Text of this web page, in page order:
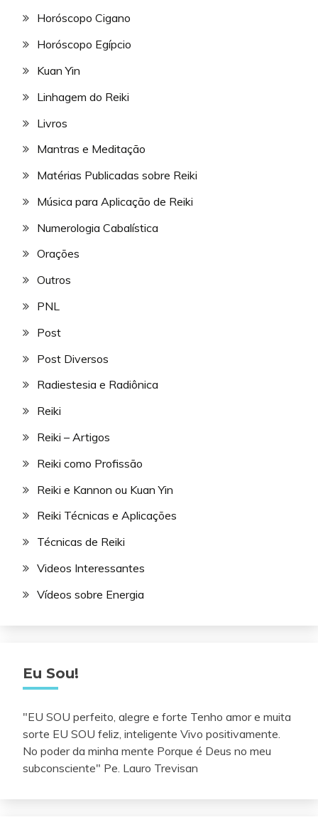
Horóscopo Cigano
Horóscopo Egípcio
Kuan Yin
Linhagem do Reiki
Livros
Mantras e Meditação
Matérias Publicadas sobre Reiki
Música para Aplicação de Reiki
Numerologia Cabalística
Orações
Outros
PNL
Post
Post Diversos
Radiestesia e Radiônica
Reiki
Reiki – Artigos
Reiki como Profissão
Reiki e Kannon ou Kuan Yin
Reiki Técnicas e Aplicações
Técnicas de Reiki
Videos Interessantes
Vídeos sobre Energia
Eu Sou!
"EU SOU perfeito, alegre e forte Tenho amor e muita
sorte EU SOU feliz, inteligente Vivo positivamente.
No poder da minha mente Porque é Deus no meu
subconsciente" Pe. Lauro Trevisan